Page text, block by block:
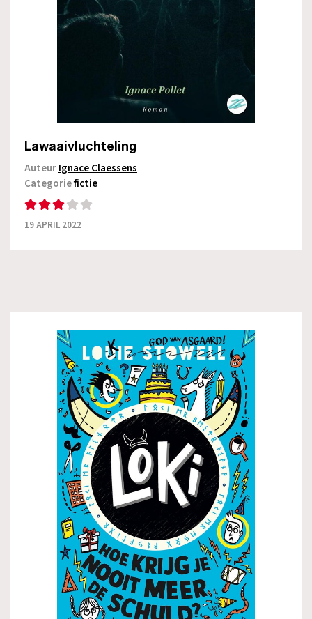
Lawaaivluchteling
AuteurIgnace Claessens
Categoriefictie
19 APRIL 2022